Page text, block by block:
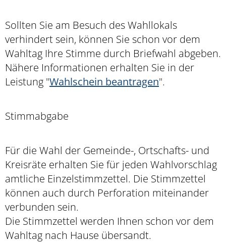
Sollten Sie am Besuch des Wahllokals
verhindert sein, können Sie schon vor dem
Wahltag Ihre Stimme durch Briefwahl abgeben.
Nähere Informationen erhalten Sie in der
Leistung "Wahlschein beantragen".
Stimmabgabe
Für die Wahl der Gemeinde-, Ortschafts- und
Kreisräte erhalten Sie für jeden Wahlvorschlag
amtliche Einzelstimmzettel. Die Stimmzettel
können auch durch Perforation miteinander
verbunden sein.
Die Stimmzettel werden Ihnen schon vor dem
Wahltag nach Hause übersandt.